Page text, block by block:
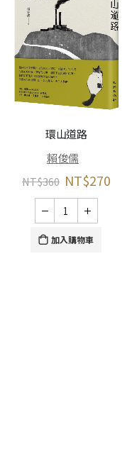
環山道路
賴俊儒
NT$360 NT$270
加入購物車